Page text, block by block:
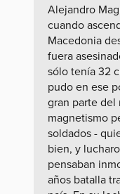
Alejandro
cuando
Macedonia
fuera
sólo tenía 32
pudo en ese
gran parte del
magnetismo
soldados -
bien, y
pensaban
años batalla